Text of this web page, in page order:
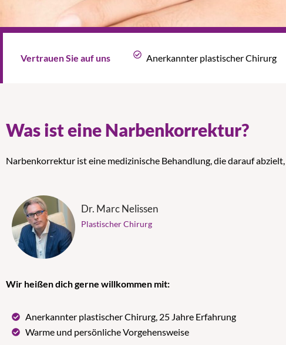
Vertrauen Sie auf uns Anerkannter plastischer Chirurg
Was ist eine Narbenkorrektur?
Narbenkorrektur ist eine medizinische Behandlung, die darauf abzielt,
Dr. Marc Nelissen
Plastischer Chirurg
Wir heißen dich gerne willkommen mit:
Anerkannter plastischer Chirurg, 25 Jahre Erfahrung
Warme und persönliche Vorgehensweise